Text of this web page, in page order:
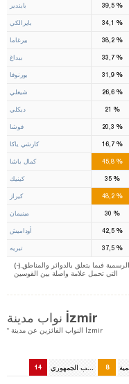
بايندير %
39,5
بايرالكي %
بيرغاما %
38,2
بيداغ %
33,7
بورنوفا %
31,9
شيغلي %
26,6
ديكلي %
فوشا %
كارشي ياكا %
16,7
كمال باشا %
45,8
كينيك %
35
كيراز %
48,2
مينيمان %
أوداميش %
42,5
تيريه %
37,5
(-).لا يمكن الحصول على معلومات من المؤسسات والمصادر الرسمية فيما يتعلق بالدوائر والمناطق
التي تحمل علامة واصلة بين القوسين
نواب مدينة İzmir
* النواب الفائزين عن مدينة İzmir
14 حزب الشعب الجمهوري 8